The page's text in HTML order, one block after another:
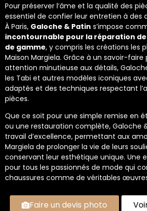
Pour préserver l’âme et la qualité des
essentiel de confier leur entretien à des
À Paris, Galoche & Patin s’impose
incontournable pour la réparation
de gamme, y compris les créations les
Maison Margiela. Grâce à un savoir-faire
attention minutieuse aux détails,
les Tabi et autres modèles iconiques
adaptés et des techniques respectant
pièces.
Que ce soit pour une simple remise en
ou une restauration complète, Galoche
travail d’excellence, permettant aux
Margiela de prolonger la vie de leurs
conservant leur esthétique unique. Une
pour tous les passionnés de mode qui
chaussures comme de véritables
Faire un devis photo